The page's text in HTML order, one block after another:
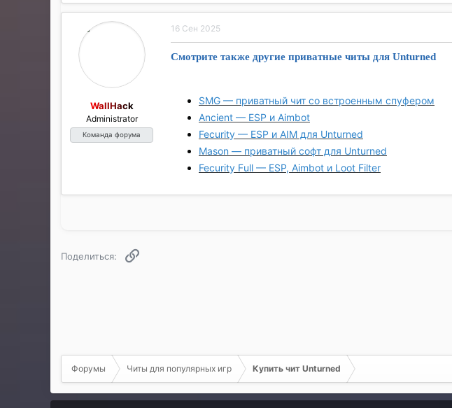
WallHack
Administrator
Команда форума
16 Сен 2025
Смотрите также другие приватные читы для Unturned
SMG — приватный чит со встроенным спуфером
Ancient — ESP и Aimbot
Fecurity — ESP и AIM для Unturned
Mason — приватный софт для Unturned
Fecurity Full — ESP, Aimbot и Loot Filter
Поделиться:
Форумы Читы для популярных игр Купить чит Unturned